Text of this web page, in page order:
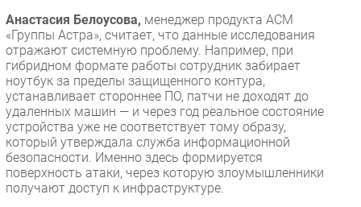
Анастасия Белоусова, менеджер продукта ACM
«Группы Астра», считает, что данные исследования
отражают системную проблему. Например, при
гибридном формате работы сотрудник забирает
ноутбук за пределы защищенного контура,
устанавливает стороннее ПО, патчи не доходят до
удаленных машин — и через год реальное состояние
устройства уже не соответствует тому образу,
который утверждала служба информационной
безопасности. Именно здесь формируется
поверхность атаки, через которую злоумышленники
получают доступ к инфраструктуре.